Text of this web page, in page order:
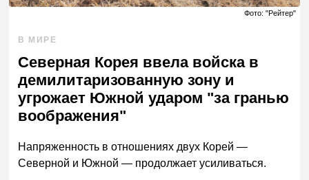
Фото: "Рейтер"
В МИРЕ
Северная Корея ввела войска в
демилитаризованную зону и
угрожает Южной ударом "за гранью
воображения"
Напряженность в отношениях двух Корей —
Северной и Южной — продолжает усиливаться.